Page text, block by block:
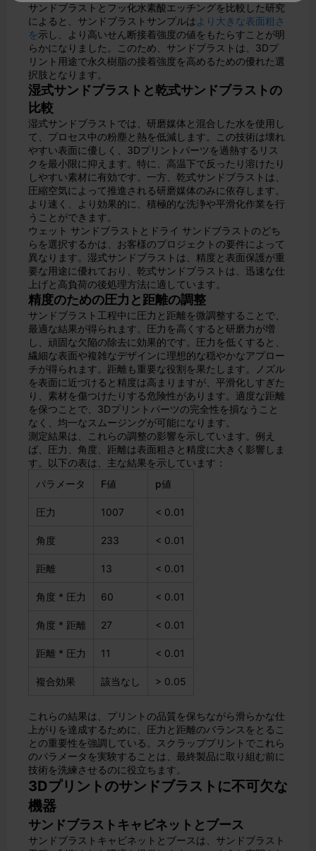
サンドブラストとフッ化水素酸エッチングを比較した研究
によると、サンドブラストサンプルは より大きな表面粗さ
を示し、より高いせん断接着強度の値をもたらすことが明
らかになりました。このため、サンドブラストは、3Dプ
リント用途で永久樹脂の接着強度を高めるための優れた選
択肢となります。
湿式サンドブラストと乾式サンドブラストの
比較
湿式サンドブラストでは、研磨媒体と混合した水を使用し
て、プロセス中の粉塵と熱を低減します。この技術は壊れ
やすい表面に優しく、3Dプリントパーツを過熱するリス
クを最小限に抑えます。特に、高温下で反ったり溶けたり
しやすい素材に有効です。一方、乾式サンドブラストは、
圧縮空気によって推進される研磨媒体のみに依存します。
より速く、より効果的に、積極的な洗浄や平滑化作業を行
うことができます。
ウェット サンドブラストとドライ サンドブラストのどち
らを選択するかは、お客様のプロジェクトの要件によって
異なります。湿式サンドブラストは、精度と表面保護が重
要な用途に優れており、乾式サンドブラストは、迅速な仕
上げと高負荷の後処理方法に適しています。
精度のための圧力と距離の調整
サンドブラスト工程中に圧力と距離を微調整することで、
最適な結果が得られます。圧力を高くすると研磨力が増
し、頑固な欠陥の除去に効果的です。圧力を低くすると、
繊細な表面や複雑なデザインに理想的な穏やかなアプロー
チが得られます。距離も重要な役割を果たします。ノズル
を表面に近づけると精度は高まりますが、平滑化しすぎた
り、素材を傷つけたりする危険性があります。適度な距離
を保つことで、3Dプリントパーツの完全性を損なうこと
なく、均一なスムージングが可能になります。
測定結果は、これらの調整の影響を示しています。例え
ば、圧力、角度、距離は表面粗さと精度に大きく影響しま
す。以下の表は、主な結果を示しています：
パラメータ
F値 p値
圧力 1007 < 0.01
角度 233 < 0.01
距離 13 < 0.01
角度 * 圧力 60 < 0.01
角度 * 距離 27 < 0.01
距離 * 圧力 11 < 0.01
複合効果 該当なし > 0.05
これらの結果は、プリントの品質を保ちながら滑らかな仕
上がりを達成するために、圧力と距離のバランスをとるこ
との重要性を強調している。スクラッププリントでこれら
のパラメータを実験することは、最終製品に取り組む前に
技術を洗練させるのに役立ちます。
3Dプリントのサンドブラストに不可欠な
機器
サンドブラストキャビネットとブース
サンドブラストキャビネットとブースは、サンドブラスト